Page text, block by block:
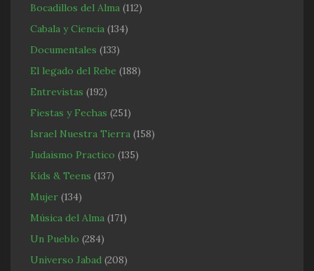
Bocadillos del Alma (112)
Cabala y Ciencia (134)
Documentales (133)
El legado del Rebe (188)
Entrevistas (192)
Fiestas y Fechas (251)
Israel Nuestra Tierra (158)
Judaismo Practico (135)
Kids & Teens (137)
Mujer (134)
Música del Alma (171)
Un Pueblo (284)
Universo Jabad (208)